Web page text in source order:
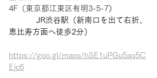
4F（東京都江東区有明3-5-7）
恵比寿方面へ徒歩2分）
https://goo.gl/maps/hSE1uPGu5aq5C
Ejc6